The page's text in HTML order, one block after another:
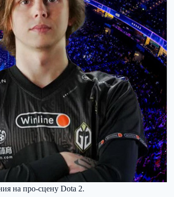
на про-сцену Dota 2.